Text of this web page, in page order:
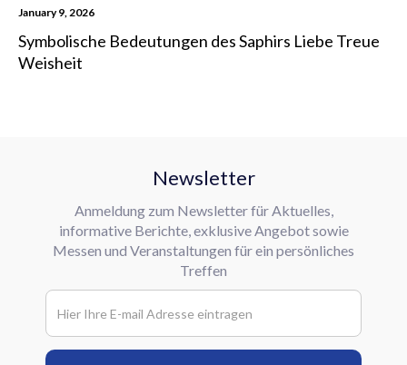
January 9, 2026
Symbolische Bedeutungen des Saphirs Liebe Treue
Weisheit
Newsletter
Anmeldung zum Newsletter für Aktuelles,
informative Berichte, exklusive Angebot sowie
Messen und Veranstaltungen für ein persönliches
Treffen